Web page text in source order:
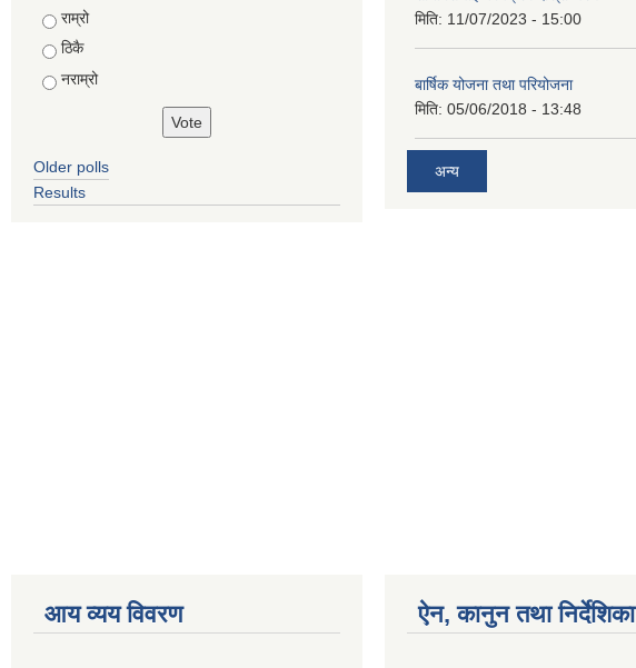
Choices
राम्रो
ठिकै
नराम्रो
Older polls
Results
मिति: 11/07/2023 - 15:00
बार्षिक योजना तथा परियोजना
मिति: 05/06/2018 - 13:48
अन्य
आय व्यय विवरण ऐन, कानुन तथा निर्देशिका